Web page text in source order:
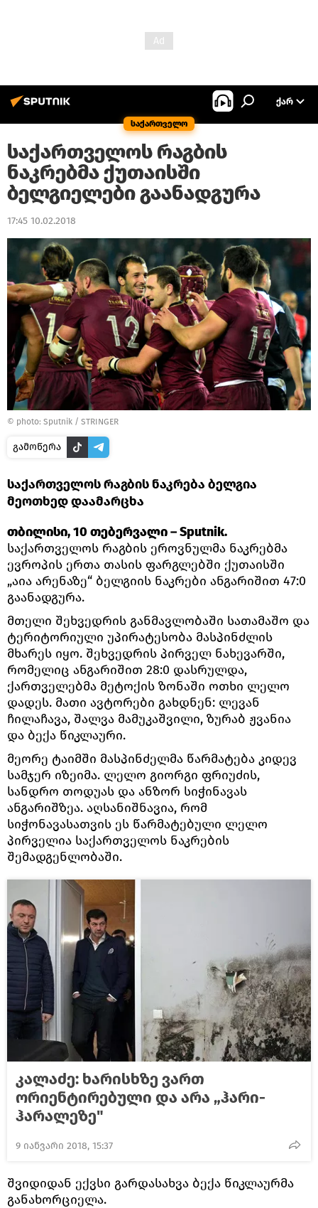
საქართველო
ᲥᲐᲠ
საქართველოს რაგბის
ნაკრებმა ქუთაისში
ბელგიელები გაანადგურა
17:45 10.02.2018
© photo: Sputnik / STRINGER
გამოწერა
საქართველოს რაგბის ნაკრება ბელგია
მეოთხედ დაამარცხა
თბილისი, 10 თებერვალი – Sputnik.
საქართველოს რაგბის ეროვნულმა ნაკრებმა
ევროპის ერთა თასის ფარგლებში ქუთაისში
„აია არენაზე“ ბელგიის ნაკრები ანგარიშით 47:0
გაანადგურა.
მთელი შეხვედრის განმავლობაში სათამაშო და
ტერიტორიული უპირატესობა მასპინძლის
მხარეს იყო. შეხვედრის პირველ ნახევარში,
რომელიც ანგარიშით 28:0 დასრულდა,
ქართველებმა მეტოქის ზონაში ოთხი ლელო
დადეს. მათი ავტორები გახდნენ: ლევან
ჩილაჩავა, შალვა მამუკაშვილი, ზურაბ ჟვანია
და ბექა წიკლაური.
მეორე ტაიმში მასპინძელმა წარმატება კიდევ
სამჯერ იზეიმა. ლელო გიორგი ფრიუძის,
სანდრო თოდუას და ანზორ სიჭინავას
ანგარიშზეა. აღსანიშნავია, რომ
სიჭონავასათვის ეს წარმატებული ლელო
პირველია საქართველოს ნაკრების
შემადგენლობაში.
კალაძე: ხარისხზე ვართ
ორიენტირებული და არა „ჰარი-
ჰარალეზე"
9 იანვარი 2018, 15:37
შვიდიდან ექვსი გარდასახვა ბექა წიკლაურმა
განახორციელა.